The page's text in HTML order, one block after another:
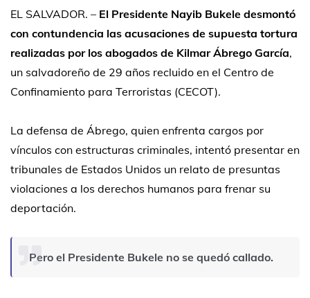
EL SALVADOR. – El Presidente Nayib Bukele desmontó
con contundencia las acusaciones de supuesta tortura
realizadas por los abogados de Kilmar Ábrego García,
un salvadoreño de 29 años recluido en el Centro de
Confinamiento para Terroristas (CECOT).
La defensa de Ábrego, quien enfrenta cargos por
vínculos con estructuras criminales, intentó presentar en
tribunales de Estados Unidos un relato de presuntas
violaciones a los derechos humanos para frenar su
deportación.
Pero el Presidente Bukele no se quedó callado.